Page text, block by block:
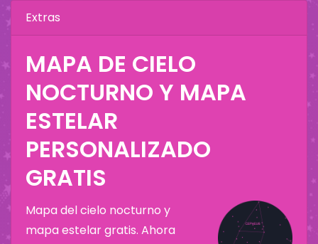
Extras
MAPA DE CIELO
NOCTURNO Y MAPA
ESTELAR
PERSONALIZADO
GRATIS
Mapa del cielo nocturno y
mapa estelar gratis. Ahora